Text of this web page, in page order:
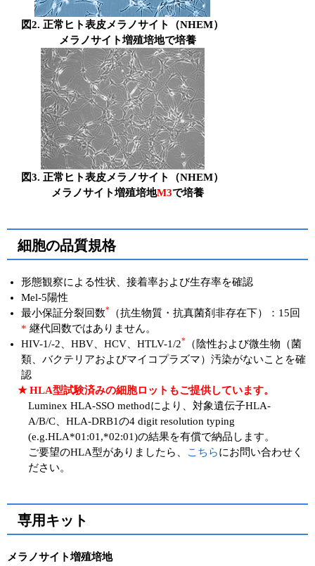
図2. 正常ヒト表皮メラノサイト（NHEM）
メラノサイト増殖培地で培養
図3. 正常ヒト表皮メラノサイト（NHEM）
メラノサイト増殖培地M3で培養
細胞の品質規格
形態観察による性状、接着率および生存率を確認
Mel-5陽性
最小保証分裂回数*
（抗生物質・抗真菌剤非存在下）：15回
* 継代回数ではありません。
HIV-1/-2、HBV、HCV、HTLV-1/2*
（陰性および微生物（菌
類、バクテリアおよびマイコプラズマ）汚染がないことを確
認
★ HLA型試験済みの細胞ロットもご提供しています。
Luminex HLA-SSO methodにより、対象遺伝子HLA-
A/B/C、HLA-DRB1の4 digit resolution typing
(e.g.HLA*01:01,*02:01)の結果を有償で納品します。
ご要望のHLA型がありましたら、
こちらにお問い合わせく
ださい。
専用キット
メラノサイト増殖培地